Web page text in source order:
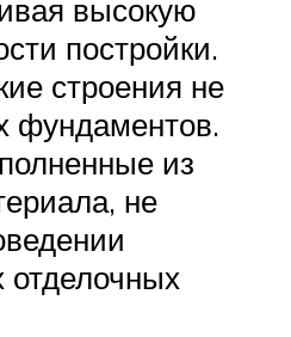
высокую
постройки.
строения не
фундаментов.
из
не
отделочных